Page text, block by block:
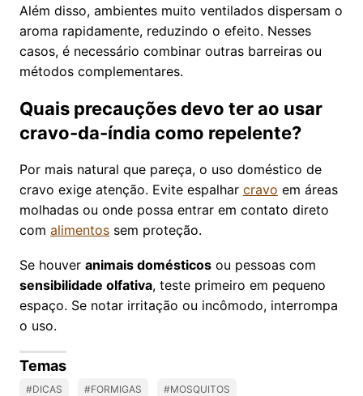
Além disso, ambientes muito ventilados dispersam o
aroma rapidamente, reduzindo o efeito. Nesses
casos, é necessário combinar outras barreiras ou
métodos complementares.
Quais precauções devo ter ao usar
cravo-da-índia como repelente?
Por mais natural que pareça, o uso doméstico de
cravo exige atenção. Evite espalhar cravo em áreas
molhadas ou onde possa entrar em contato direto
com alimentos sem proteção.
Se houver animais domésticos ou pessoas com
sensibilidade olfativa, teste primeiro em pequeno
espaço. Se notar irritação ou incômodo, interrompa
o uso.
Temas
#DICAS #FORMIGAS #MOSQUITOS